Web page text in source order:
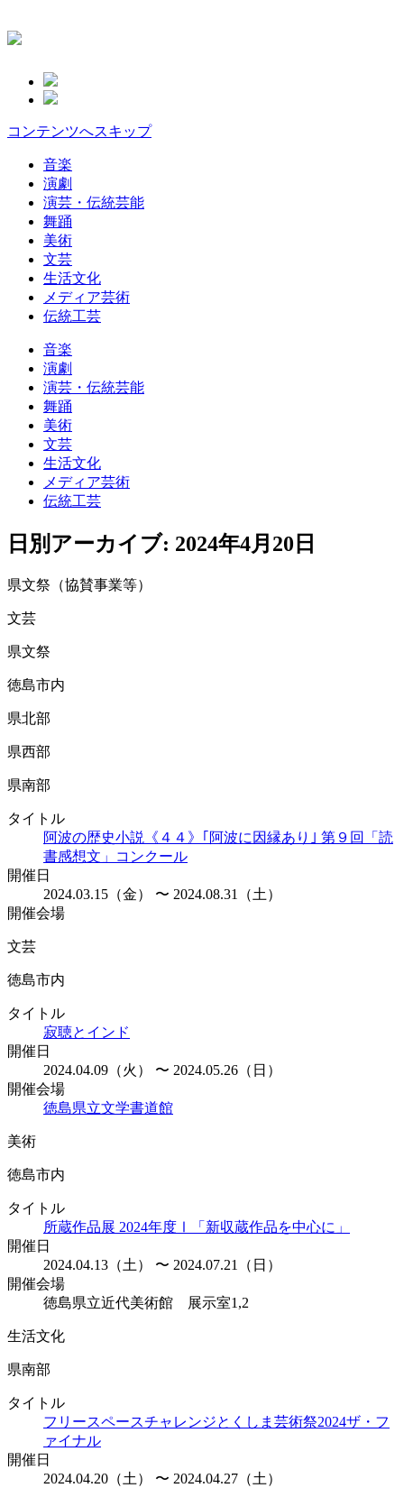
コンテンツへスキップ
音楽
演劇
演芸・伝統芸能
舞踊
美術
文芸
生活文化
メディア芸術
伝統工芸
音楽
演劇
演芸・伝統芸能
舞踊
美術
文芸
生活文化
メディア芸術
伝統工芸
日別アーカイブ: 2024年4月20日
県文祭（協賛事業等）
文芸
県文祭
徳島市内
県北部
県西部
県南部
タイトル
阿波の歴史小説《４４》｢阿波に因縁あり｣ 第９回「読
書感想文」コンクール
開催日
2024.03.15（金） 〜 2024.08.31（土）
開催会場
文芸
徳島市内
タイトル
寂聴とインド
開催日
2024.04.09（火） 〜 2024.05.26（日）
開催会場
徳島県立文学書道館
美術
徳島市内
タイトル
所蔵作品展 2024年度Ⅰ「新収蔵作品を中心に」
開催日
2024.04.13（土） 〜 2024.07.21（日）
開催会場
徳島県立近代美術館 展示室1,2
生活文化
県南部
タイトル
フリースペースチャレンジとくしま芸術祭2024ザ・フ
ァイナル
開催日
2024.04.20（土） 〜 2024.04.27（土）